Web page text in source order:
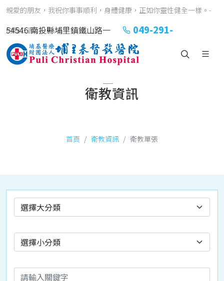
親愛的朋友，我祝你事事順利，身體健康，正如你靈性健全一樣。-
約翰三書1:2
54546 南投縣埔里鎮鐵山路一
號
049-291-
2151#2152
衛教資訊
首頁 衛教資訊 衛教單張